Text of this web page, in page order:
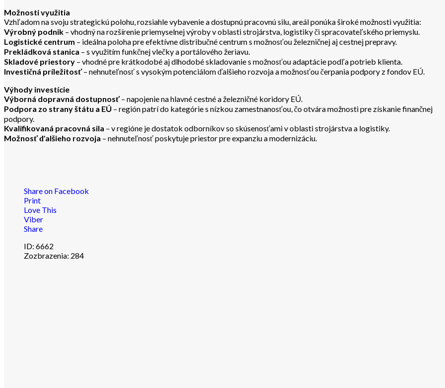
Možnosti využitia
Vzhľadom na svoju strategickú polohu, rozsiahle vybavenie a dostupnú pracovnú silu, areál ponúka široké možnosti využitia:
Výrobný podnik – vhodný na rozšírenie priemyselnej výroby v oblasti strojárstva, logistiky či spracovateľského priemyslu.
Logistické centrum – ideálna poloha pre efektívne distribučné centrum s možnosťou železničnej aj cestnej prepravy.
Prekládková stanica – s využitím funkčnej vlečky a portálového žeriavu.
Skladové priestory – vhodné pre krátkodobé aj dlhodobé skladovanie s možnosťou adaptácie podľa potrieb klienta.
Investičná príležitosť– nehnuteľnosť s vysokým potenciálom ďalšieho rozvoja a možnosťou čerpania podpory z fondov EÚ.
Výhody investície
Výborná dopravná dostupnosť– napojenie na hlavné cestné a železničné koridory EÚ.
Podpora zo strany štátu a EÚ – región patrí do kategórie s nízkou zamestnanosťou, čo otvára možnosti pre získanie finančnej
podpory.
Kvalifikovaná pracovná sila – v regióne je dostatok odborníkov so skúsenosťami v oblasti strojárstva a logistiky.
Možnosť ďalšieho rozvoja – nehnuteľnosť poskytuje priestor pre expanziu a modernizáciu.
Share on Facebook
Print
Love This
Viber
Share
ID: 6662
Zozbrazenia: 284